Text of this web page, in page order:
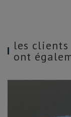
les
ont